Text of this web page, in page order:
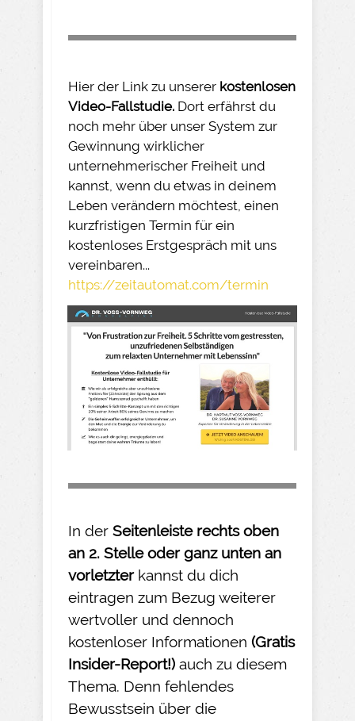
Hier der Link zu unserer kostenlosen
Video-Fallstudie. Dort erfährst du
noch mehr über unser System zur
Gewinnung wirklicher
unternehmerischer Freiheit und
kannst, wenn du etwas in deinem
Leben verändern möchtest, einen
kurzfristigen Termin für ein
kostenloses Erstgespräch mit uns
vereinbaren...
https://zeitautomat.com/termin
In der Seitenleiste rechts oben
an 2. Stelle oder ganz unten an
vorletzter kannst du dich
eintragen zum Bezug weiterer
wertvoller und dennoch
kostenloser Informationen (Gratis
Insider-Report!) auch zu diesem
Thema. Denn fehlendes
Bewusstsein über die